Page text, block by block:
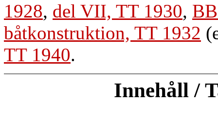
1928, del VII, TT 1930,
båtkonstruktion, TT 1932
TT 1940.
Innehåll /